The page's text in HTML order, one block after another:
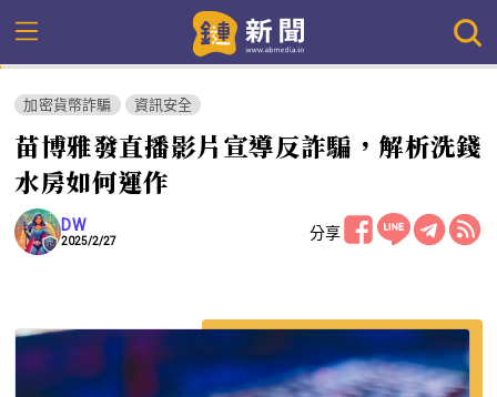
加密貨幣詐騙 資訊安全
苗博雅發直播影片宣導反詐騙，解析洗錢
水房如何運作
DW
2025/2/27 分享